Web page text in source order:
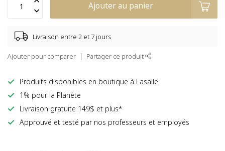
Ajouter au panier
Livraison entre 2 et 7 jours
Ajouter pour comparer Partager ce produit
Produits disponibles en boutique à Lasalle
1% pour la Planète
Livraison gratuite 149$ et plus*
Approuvé et testé par nos professeurs et employés